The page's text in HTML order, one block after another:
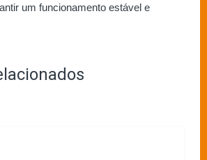
um funcionamento estável e